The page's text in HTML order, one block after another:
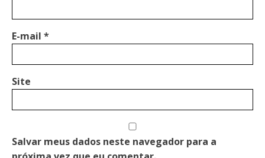
E-mail *
Site
Salvar meus dados neste navegador para a